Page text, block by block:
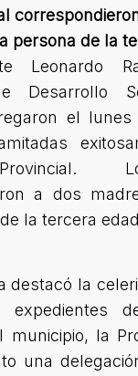
persona de la
Leonardo
Desarrollo
el
a dos
la tercera
destacó la
expedientes
municipio, la
una